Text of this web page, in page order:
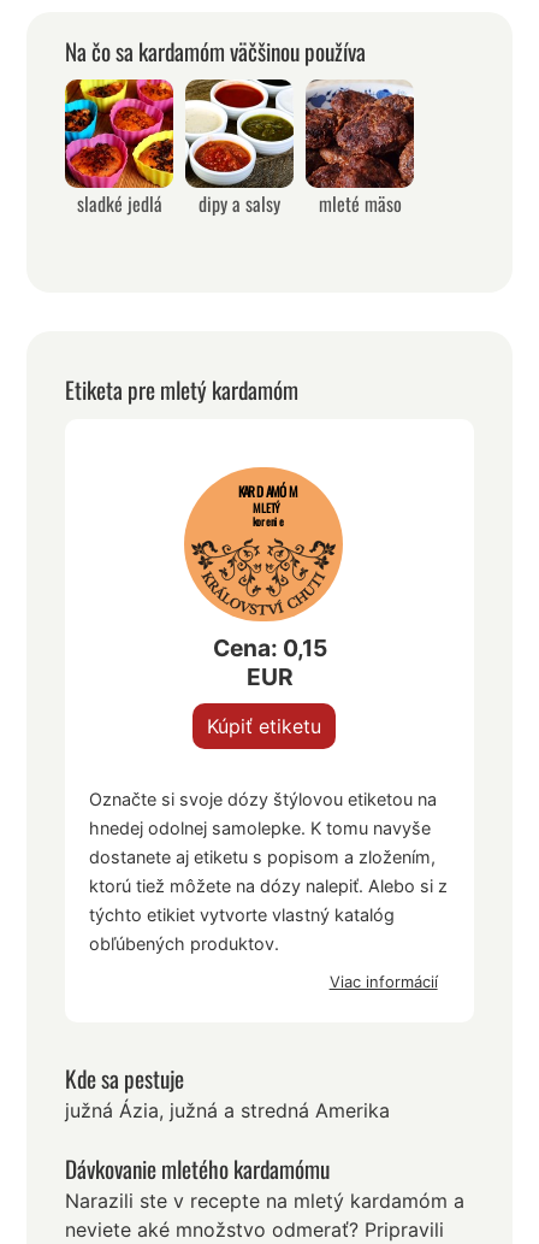
Na čo sa kardamóm väčšinou používa
sladké jedlá dipy a salsy mleté mäso
Etiketa pre mletý kardamóm
KARDAMÓM
MLETÝ
korenie
Cena: 0,15
EUR
Kúpiť etiketu
Označte si svoje dózy štýlovou etiketou na
hnedej odolnej samolepke. K tomu navyše
dostanete aj etiketu s popisom a zložením,
ktorú tiež môžete na dózy nalepiť. Alebo si z
týchto etikiet vytvorte vlastný katalóg
obľúbených produktov.
Viac informácií
Kde sa pestuje
južná Ázia, južná a stredná Amerika
Dávkovanie mletého kardamómu
Narazili ste v recepte na mletý kardamóm a
neviete aké množstvo odmerať? Pripravili